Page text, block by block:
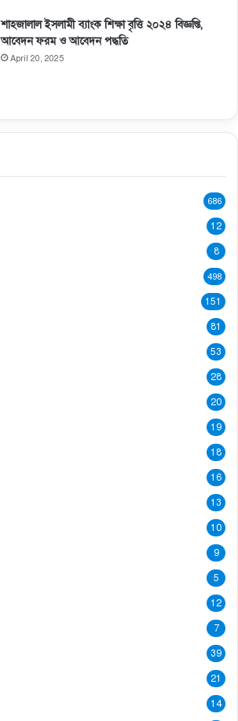
শাহজালাল ইসলামী ব্যাংক শিক্ষা বৃত্তি ২০২৪ বিজ্ঞপ্তি,
আবেদন ফরম ও আবেদন পদ্ধতি
April 20, 2025
686
12
8
498
151
81
53
28
20
19
18
16
13
10
9
5
12
7
39
21
14